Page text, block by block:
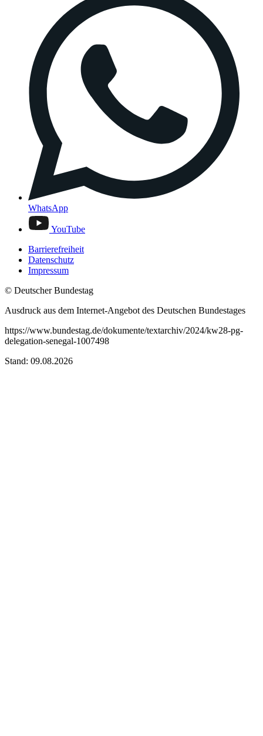
WhatsApp
YouTube
Barrierefreiheit
Datenschutz
Impressum
© Deutscher Bundestag
Ausdruck aus dem Internet-Angebot des Deutschen Bundestages
https://www.bundestag.de/dokumente/textarchiv/2024/kw28-pg-
delegation-senegal-1007498
Stand: 09.08.2026